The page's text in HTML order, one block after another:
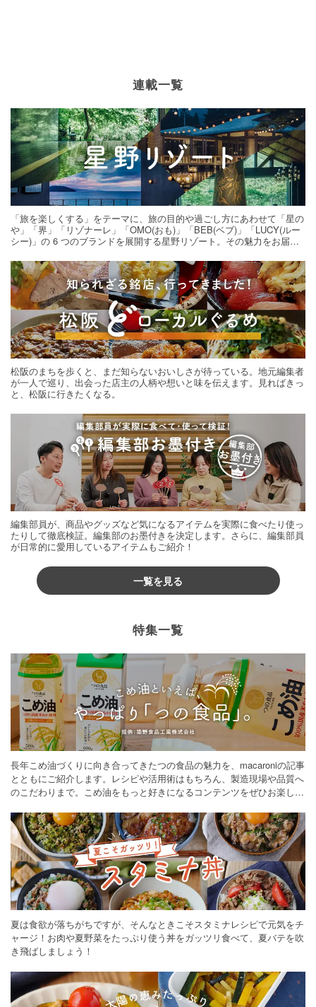
連載一覧
「旅を楽しくする」をテーマに、旅の目的や過ごし方にあわせて「星の
や」「界」「リゾナーレ」「OMO(おも)」「BEB(ベブ)」「LUCY(ルー
シー)」の 6 つのブランドを展開する星野リゾート。その魅力をお届け
松阪のまちを歩くと、まだ知らないおいしさが待っている。地元編集者
が一人で巡り、出会った店主の人柄や想いと味を伝えます。見ればきっ
と、松阪に行きたくなる。
編集部員が、商品やグッズなど気になるアイテムを実際に食べたり使っ
たりして徹底検証。編集部のお墨付きを決定します。さらに、編集部員
が日常的に愛用しているアイテムもご紹介！
一覧を見る
特集一覧
長年こめ油づくりに向き合ってきたつの食品の魅力を、macaroniの記事
とともにご紹介します。レシピや活用術はもちろん、製造現場や品質へ
のこだわりまで。こめ油をもっと好きになるコンテンツをぜひお楽しみ
夏は食欲が落ちがちですが、そんなときこそスタミナレシピで元気をチ
ャージ！お肉や夏野菜をたっぷり使う丼をガッツリ食べて、夏バテを吹
き飛ばしましょう！